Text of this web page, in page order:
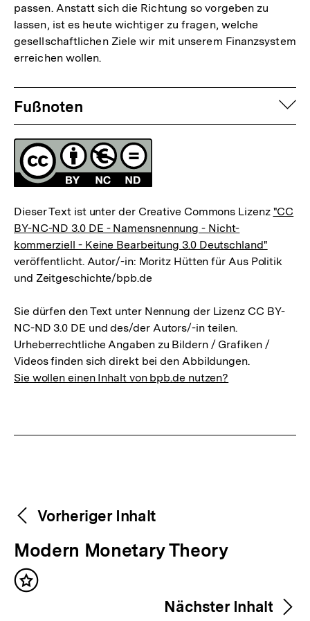
passen. Anstatt sich die Richtung so vorgeben zu
lassen, ist es heute wichtiger zu fragen, welche
gesellschaftlichen Ziele wir mit unserem Finanzsystem
erreichen wollen.
Fussnoten
Fußnoten
Lizenz
Dieser Text ist unter der Creative Commons Lizenz "CC
BY-NC-ND 3.0 DE - Namensnennung - Nicht-
kommerziell - Keine Bearbeitung 3.0 Deutschland"
veröffentlicht. Autor/-in: Moritz Hütten für Aus Politik
und Zeitgeschichte/bpb.de
Sie dürfen den Text unter Nennung der Lizenz CC BY-
NC-ND 3.0 DE und des/der Autors/-in teilen.
Urheberrechtliche Angaben zu Bildern / Grafiken /
Videos finden sich direkt bei den Abbildungen.
Sie wollen einen Inhalt von bpb.de nutzen?
Weitere
Inhalte
Content-
Navigation
Vorheriger Inhalt
V
o
r
Modern Monetary Theory
Inhalt
Nächster Inhalt